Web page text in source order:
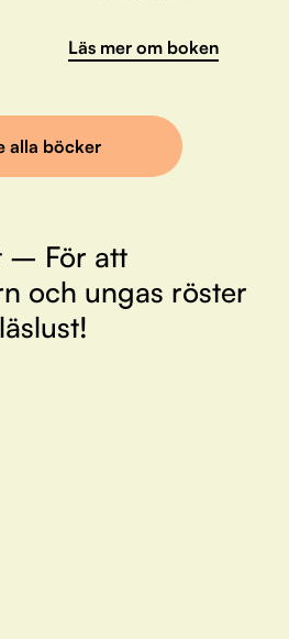
Läs mer om boken
alla böcker
– För att
och ungas röster